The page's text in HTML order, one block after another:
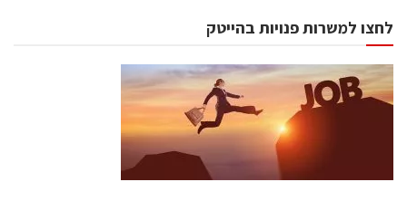
לחצו למשרות פנויות בהייטק